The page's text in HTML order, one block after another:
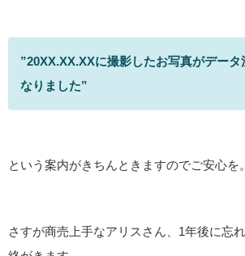
”20XX.XX.XXに撮影したお写真がデー
なりました”
という案内がきちんときますのでご安心を。
さすが商売上手なアリスさん、1年後に忘